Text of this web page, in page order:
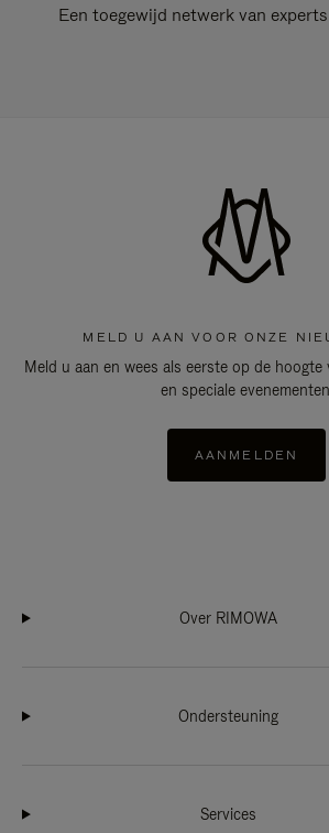
Een toegewijd netwerk van
MELD U AAN VOOR ONZE
Meld u aan en wees als eerste op de hoogte
en speciale
AANMELDEN
Over RIMOWA
Ondersteuning
Services